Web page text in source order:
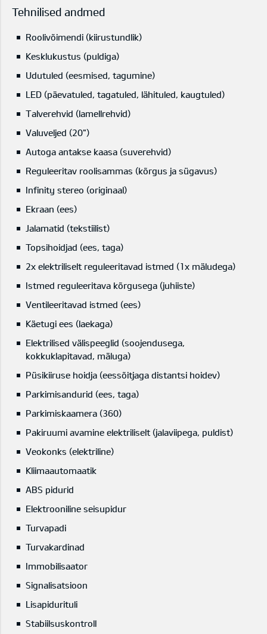
Tehnilised andmed
Roolivõimendi (kiirustundlik)
Kesklukustus (puldiga)
Udutuled (eesmised, tagumine)
LED (päevatuled, tagatuled, lähituled, kaugtuled)
Talverehvid (lamellrehvid)
Valuveljed (20")
Autoga antakse kaasa (suverehvid)
Reguleeritav roolisammas (kõrgus ja sügavus)
Infinity stereo (originaal)
Ekraan (ees)
Jalamatid (tekstiilist)
Topsihoidjad (ees, taga)
2x elektriliselt reguleeritavad istmed (1x mäludega)
Istmed reguleeritava kõrgusega (juhiiste)
Ventileeritavad istmed (ees)
Käetugi ees (laekaga)
Elektrilised välispeeglid (soojendusega,
kokkuklapitavad, mäluga)
Püsikiiruse hoidja (eessõitjaga distantsi hoidev)
Parkimisandurid (ees, taga)
Parkimiskaamera (360)
Pakiruumi avamine elektriliselt (jalaviipega, puldist)
Veokonks (elektriline)
Kliimaautomaatik
ABS pidurid
Elektrooniline seisupidur
Turvapadi
Turvakardinad
Immobilisaator
Signalisatsioon
Lisapidurituli
Stabiilsuskontroll